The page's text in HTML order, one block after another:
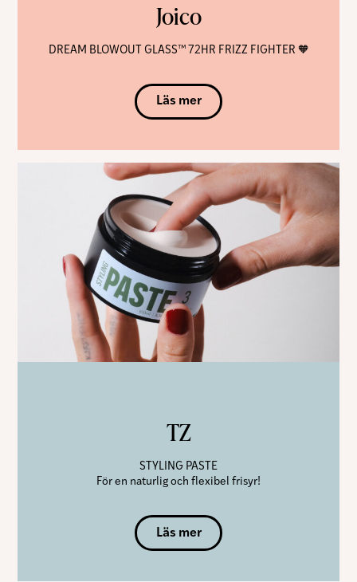
Joico
DREAM BLOWOUT GLASS™ 72HR FRIZZ FIGHTER 🧡
Läs mer
TZ
STYLING PASTE
För en naturlig och flexibel frisyr!
Läs mer